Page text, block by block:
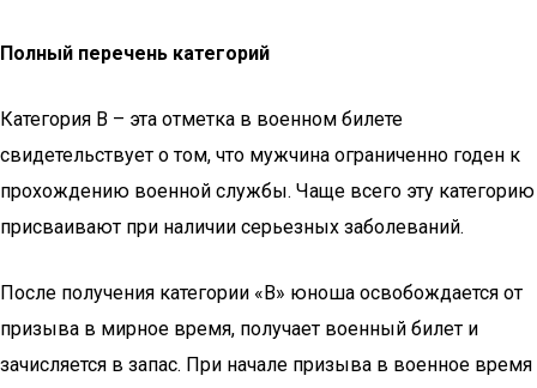
Полный перечень категорий
Категория В – эта отметка в военном билете
свидетельствует о том, что мужчина ограниченно годен к
прохождению военной службы. Чаще всего эту категорию
присваивают при наличии серьезных заболеваний.
После получения категории «В» юноша освобождается от
призыва в мирное время, получает военный билет и
зачисляется в запас. При начале призыва в военное время